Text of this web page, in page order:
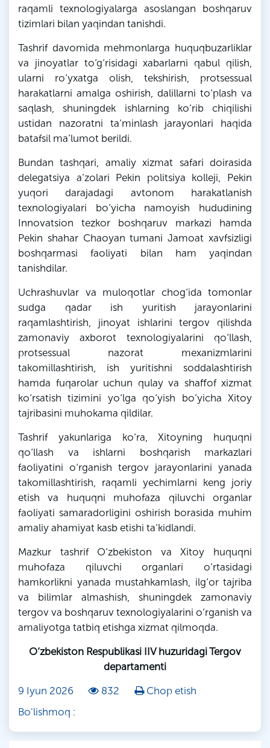
raqamli texnologiyalarga asoslangan boshqaruv
tizimlari bilan yaqindan tanishdi.
Tashrif davomida mehmonlarga huquqbuzarliklar
va jinoyatlar to‘g‘risidagi xabarlarni qabul qilish,
ularni ro‘yxatga olish, tekshirish, protsessual
harakatlarni amalga oshirish, dalillarni to‘plash va
saqlash, shuningdek ishlarning ko‘rib chiqilishi
ustidan nazoratni ta’minlash jarayonlari haqida
batafsil ma’lumot berildi.
Bundan tashqari, amaliy xizmat safari doirasida
delegatsiya a’zolari Pekin politsiya kolleji, Pekin
yuqori darajadagi avtonom harakatlanish
texnologiyalari bo‘yicha namoyish hududining
Innovatsion tezkor boshqaruv markazi hamda
Pekin shahar Chaoyan tumani Jamoat xavfsizligi
boshqarmasi faoliyati bilan ham yaqindan
tanishdilar.
Uchrashuvlar va muloqotlar chog‘ida tomonlar
sudga qadar ish yuritish jarayonlarini
raqamlashtirish, jinoyat ishlarini tergov qilishda
zamonaviy axborot texnologiyalarini qo‘llash,
protsessual nazorat mexanizmlarini
takomillashtirish, ish yuritishni soddalashtirish
hamda fuqarolar uchun qulay va shaffof xizmat
ko‘rsatish tizimini yo‘lga qo‘yish bo‘yicha Xitoy
tajribasini muhokama qildilar.
Tashrif yakunlariga ko‘ra, Xitoyning huquqni
qo‘llash va ishlarni boshqarish markazlari
faoliyatini o‘rganish tergov jarayonlarini yanada
takomillashtirish, raqamli yechimlarni keng joriy
etish va huquqni muhofaza qiluvchi organlar
faoliyati samaradorligini oshirish borasida muhim
amaliy ahamiyat kasb etishi ta’kidlandi.
Mazkur tashrif O‘zbekiston va Xitoy huquqni
muhofaza qiluvchi organlari o‘rtasidagi
hamkorlikni yanada mustahkamlash, ilg‘or tajriba
va bilimlar almashish, shuningdek zamonaviy
tergov va boshqaruv texnologiyalarini o‘rganish va
amaliyotga tatbiq etishga xizmat qilmoqda.
O‘zbekiston Respublikasi IIV huzuridagi Tergov
departamenti
9 Iyun 2026
832
Chop etish
Bo'lishmoq :